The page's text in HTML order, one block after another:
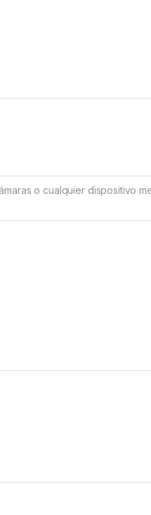
o cualquier dispositivo